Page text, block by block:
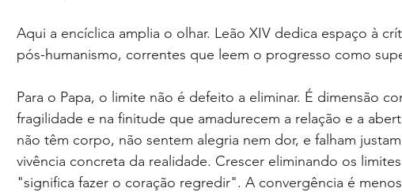
Aqui a encíclica amplia o olhar. Leão XIV dedica espaço à
pós-humanismo, correntes que leem o progresso como
Para o Papa, o limite não é defeito a eliminar. É dimensão
fragilidade e na finitude que amadurecem a relação e a
não têm corpo, não sentem alegria nem dor, e falham
vivência concreta da realidade. Crescer eliminando os
"significa fazer o coração regredir". A convergência é